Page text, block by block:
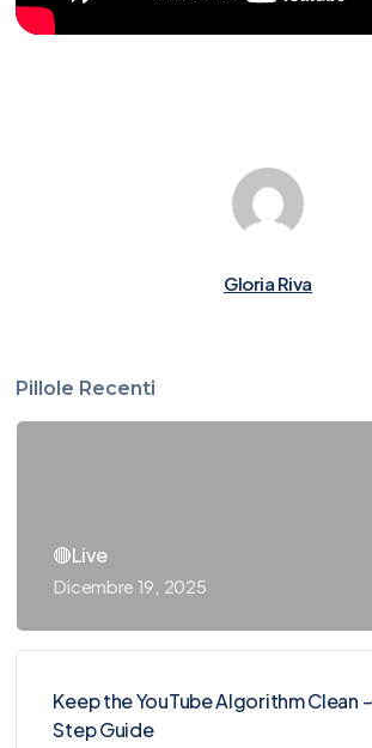
Gloria Riva
Pillole Recenti
🔴Live
Dicembre 19, 2025
Keep the YouTube Algorithm Clean
Step Guide